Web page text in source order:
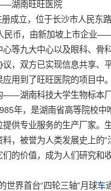
湖南旺旺医院
立，位于长沙市人民东
民币，由新加坡上市企业
等九大中心以及眼科、骨
，双方已实现信息共享、
用到了旺旺医院的项目中
湖南科技大学生物标本
年，是湖南省高等院校中
供专业服务的生产厂家。
，被誉为人类发展史上的“
的价值，成为人们研究和
界首台“四轮三轴”月球车